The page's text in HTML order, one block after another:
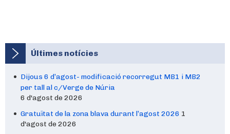
Últimes notícies
Dijous 6 d’agost- modificació recorregut MB1 i MB2
per tall al c/Verge de Núria
6 d'agost de 2026
Gratuïtat de la zona blava durant l’agost 2026 1
d'agost de 2026